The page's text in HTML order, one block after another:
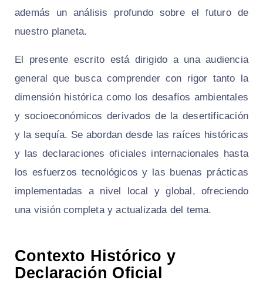
además un análisis profundo sobre el futuro de
nuestro planeta.
El presente escrito está dirigido a una audiencia
general que busca comprender con rigor tanto la
dimensión histórica como los desafíos ambientales
y socioeconómicos derivados de la desertificación
y la sequía. Se abordan desde las raíces históricas
y las declaraciones oficiales internacionales hasta
los esfuerzos tecnológicos y las buenas prácticas
implementadas a nivel local y global, ofreciendo
una visión completa y actualizada del tema.
Contexto Histórico y
Declaración Oficial